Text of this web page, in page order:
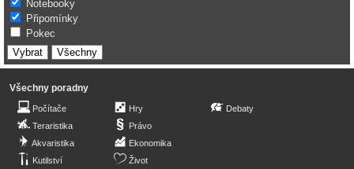
Notebooky
Připomínky
Pokec
Všechny poradny
Počítače
Teraristika
Akvaristika
Kutilství
Hry
Právo
Ekonomika
Život
Debaty